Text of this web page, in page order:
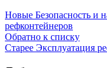
Новые Безопасность и
рефконтейнеров
Обратно к списку
Старее Эксплуатация